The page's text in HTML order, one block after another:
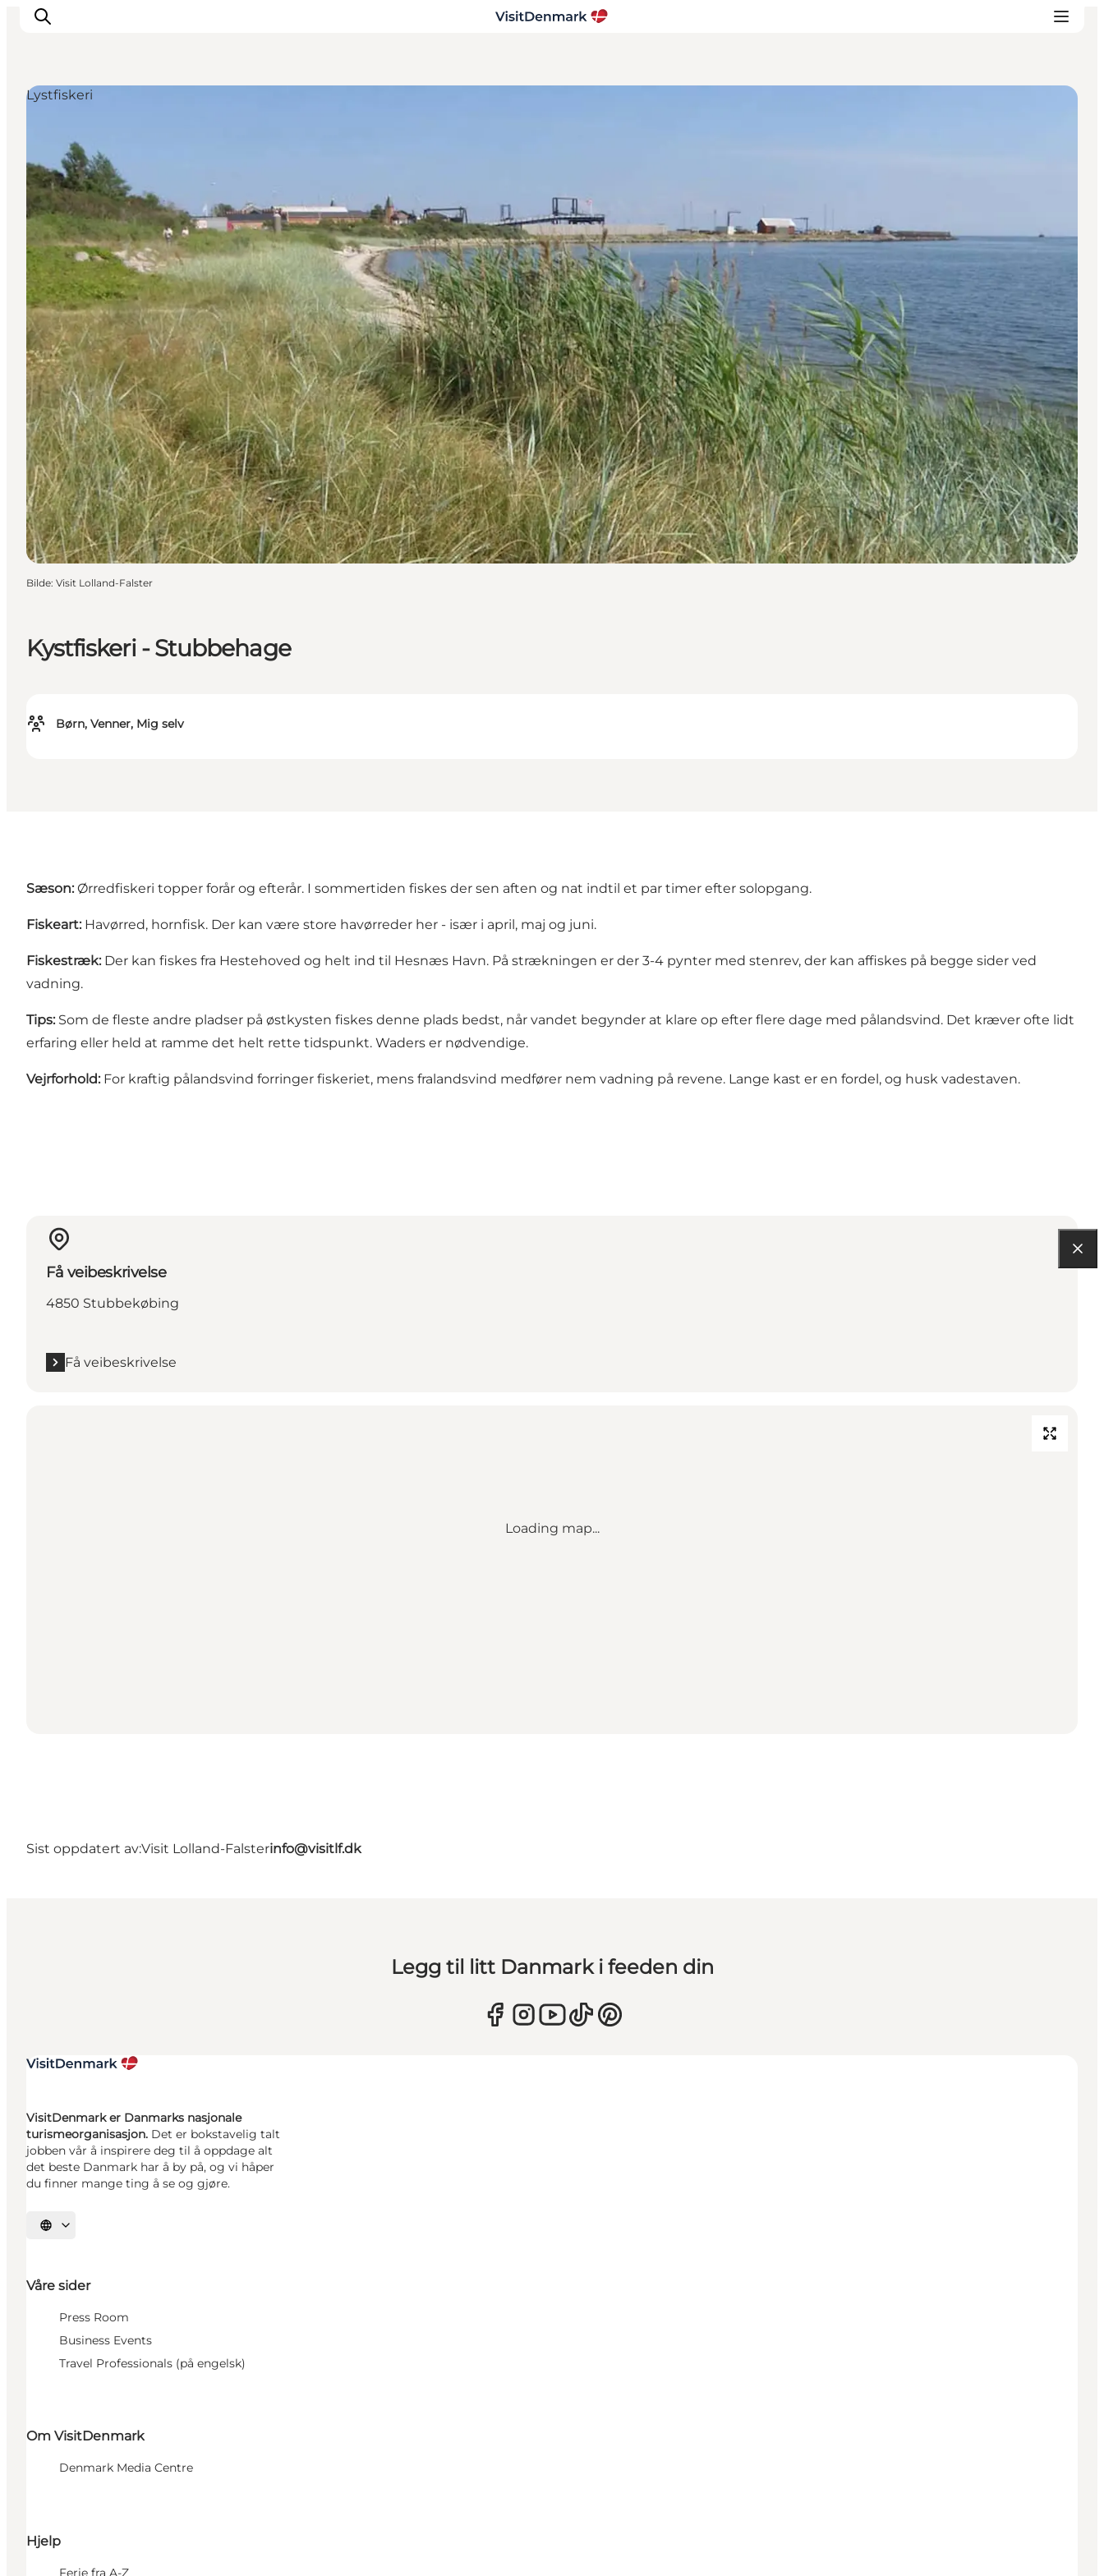
Inspirasjon
Reisemål
Aktiviteter
Overnatting
Planlegg reisen
Kystfiskeri - Stubbehage
Børn, Venner, Mig selv
Lystfiskeri
Bilde: Visit Lolland-Falster
Sæson: Ørredfiskeri topper forår og efterår. I sommertiden fiskes der sen aften og nat indtil et par timer efter solopgang.
Fiskeart: Havørred, hornfisk. Der kan være store havørreder her - især i april, maj og juni.
Fiskestræk: Der kan fiskes fra Hestehoved og helt ind til Hesnæs Havn. På strækningen er der 3-4 pynter med stenrev, der kan affiskes på begge sider ved
vadning.
Tips: Som de fleste andre pladser på østkysten fiskes denne plads bedst, når vandet begynder at klare op efter flere dage med pålandsvind. Det kræver ofte lidt
erfaring eller held at ramme det helt rette tidspunkt. Waders er nødvendige.
Vejrforhold: For kraftig pålandsvind forringer fiskeriet, mens fralandsvind medfører nem vadning på revene. Lange kast er en fordel, og husk vadestaven.
Få veibeskrivelse
4850 Stubbekøbing
Få veibeskrivelse
Loading map...
Sist oppdatert av:Visit Lolland-Falsterinfo@visitlf.dk
Legg til litt Danmark i feeden din
VisitDenmark er Danmarks nasjonale
turismeorganisasjon. Det er bokstavelig talt
jobben vår å inspirere deg til å oppdage alt
det beste Danmark har å by på, og vi håper
du finner mange ting å se og gjøre.
Velg språk
Våre sider
Press Room
Business Events
Travel Professionals (på engelsk)
Om VisitDenmark
Denmark Media Centre
Hjelp
Ferie fra A-Z